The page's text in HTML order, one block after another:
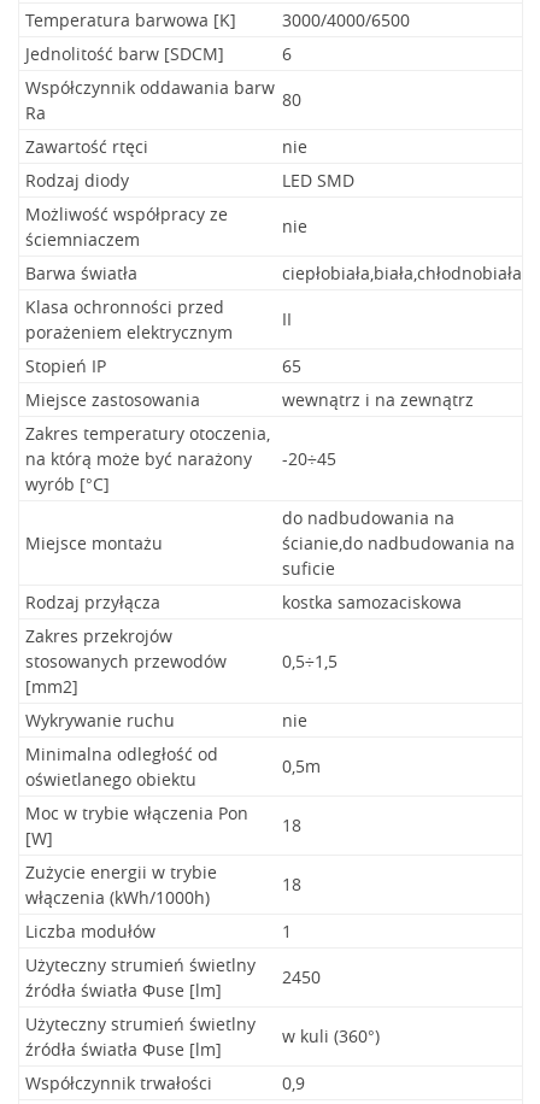
Temperatura barwowa [K]
3000/4000/6500
Jednolitość barw [SDCM]
6
Współczynnik oddawania barw
Ra
80
Zawartość rtęci
nie
Rodzaj diody
LED SMD
Możliwość współpracy ze
ściemniaczem
nie
Barwa światła
ciepłobiała,biała,chłodnobiała
Klasa ochronności przed
porażeniem elektrycznym
II
Stopień IP
65
Miejsce zastosowania
wewnątrz i na zewnątrz
Zakres temperatury otoczenia,
na którą może być narażony
wyrób [°C]
-20÷45
Miejsce montażu
do nadbudowania na
ścianie,do nadbudowania na
suficie
Rodzaj przyłącza
kostka samozaciskowa
Zakres przekrojów
stosowanych przewodów
[mm2]
0,5÷1,5
Wykrywanie ruchu
nie
Minimalna odległość od
oświetlanego obiektu
0,5m
Moc w trybie włączenia Pon
[W]
18
Zużycie energii w trybie
włączenia (kWh/1000h)
18
Liczba modułów
1
Użyteczny strumień świetlny
źródła światła Φuse [lm]
2450
Użyteczny strumień świetlny
źródła światła Φuse [lm]
w kuli (360°)
Współczynnik trwałości
0,9